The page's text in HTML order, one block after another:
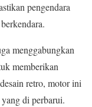
pengendara
menggabungkan
memberikan
retro, motor ini
di perbarui.